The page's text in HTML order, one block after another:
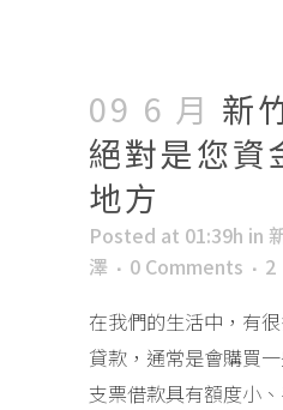
09 6 月 新
絕對是您資
地方
Posted at 01:39h in
澤
0 Comments 2
在我們的生活中，有
貸款，通常是會購買
支票借款具有額度小